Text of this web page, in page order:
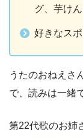
グ、芋け
好きなス
うたのおねえさ
で、読みは一緒
第22代歌のお姉